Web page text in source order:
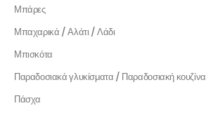
Μπάρες
Μπαχαρικά / Αλάτι / Λάδι
Μπισκότα
Παραδοσιακά γλυκίσματα / Παραδοσιακή κουζίνα
Πάσχα